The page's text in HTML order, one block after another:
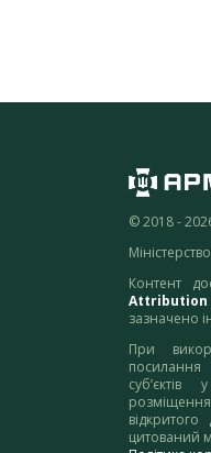
© 2018 -
Контент
зазначено
При
цитований